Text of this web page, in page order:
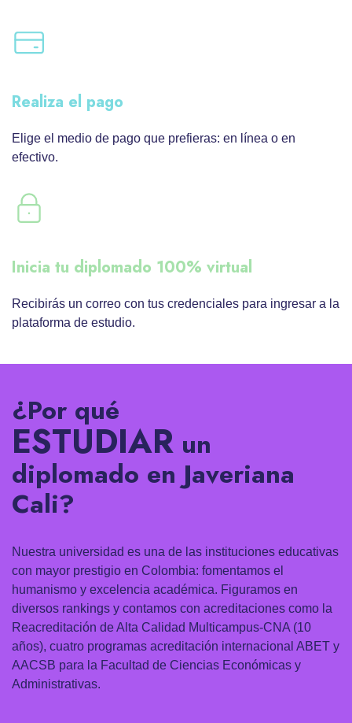
Realiza el pago
Elige el medio de pago que prefieras: en línea o en
efectivo.
Inicia tu diplomado 100% virtual
Recibirás un correo con tus credenciales para ingresar a la
plataforma de estudio.
¿Por qué
ESTUDIAR un
diplomado en Javeriana
Cali?
Nuestra universidad es una de las instituciones educativas
con mayor prestigio en Colombia: fomentamos el
humanismo y excelencia académica. Figuramos en
diversos rankings y contamos con acreditaciones como la
Reacreditación de Alta Calidad Multicampus-CNA (10
años), cuatro programas acreditación internacional ABET y
AACSB para la Facultad de Ciencias Económicas y
Administrativas.